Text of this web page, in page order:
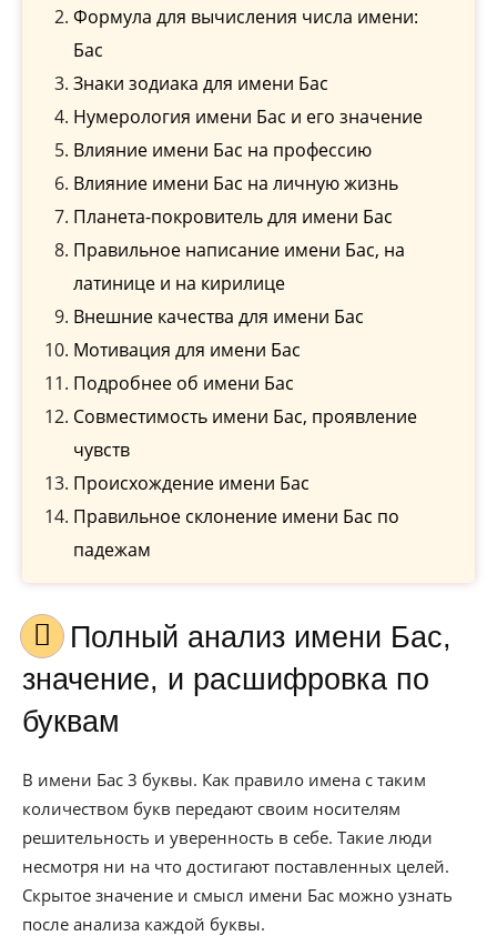
Формула для вычисления числа имени:
Бас
Знаки зодиака для имени Бас
Нумерология имени Бас и его значение
Влияние имени Бас на профессию
Влияние имени Бас на личную жизнь
Планета-покровитель для имени Бас
Правильное написание имени Бас, на
латинице и на кирилице
Внешние качества для имени Бас
Мотивация для имени Бас
Подробнее об имени Бас
Совместимость имени Бас, проявление
чувств
Происхождение имени Бас
Правильное склонение имени Бас по
падежам
Полный анализ имени Бас,
значение, и расшифровка по
буквам
В имени Бас 3 буквы. Как правило имена с таким
количеством букв передают своим носителям
решительность и уверенность в себе. Такие люди
несмотря ни на что достигают поставленных целей.
Скрытое значение и смысл имени Бас можно узнать
после анализа каждой буквы.